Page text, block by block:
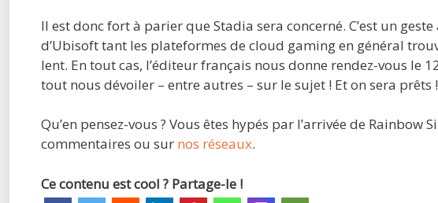
Il est donc fort à parier que Stadia sera concerné. C’est un
d’Ubisoft tant les plateformes de cloud gaming en général
lent. En tout cas, l’éditeur français nous donne rendez-vous
tout nous dévoiler – entre autres – sur le sujet ! Et on sera prêts !
Qu’en pensez-vous ? Vous êtes hypés par l’arrivée de Rainbow
commentaires ou sur nos réseaux.
Ce contenu est cool ? Partage-le !